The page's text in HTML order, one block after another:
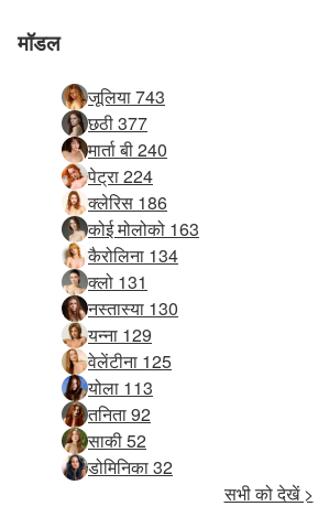
मॉडल
जूलिया 743
छठी 377
मार्ता बी 240
पेट्रा 224
क्लेरिस 186
कोई मोलोको 163
कैरोलिना 134
क्लो 131
नस्तास्या 130
यन्ना 129
वेलेंटीना 125
योला 113
तनिता 92
साकी 52
डोमिनिका 32
सभी को देखें >